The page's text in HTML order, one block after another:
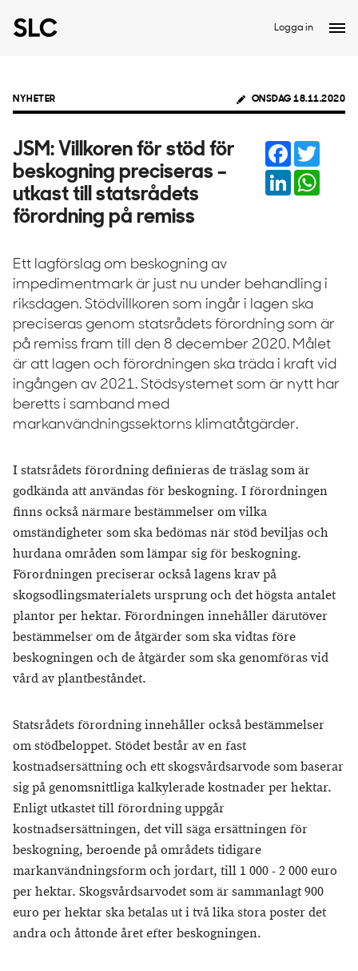
Logga in
NYHETER ONSDAG 18.11.2020
JSM: Villkoren för stöd för
beskogning preciseras –
utkast till statsrådets
förordning på remiss
Facebook
LinkedIn
Ett lagförslag om beskogning av
impedimentmark är just nu under behandling i
riksdagen. Stödvillkoren som ingår i lagen ska
preciseras genom statsrådets förordning som är
på remiss fram till den 8 december 2020. Målet
är att lagen och förordningen ska träda i kraft vid
ingången av 2021. Stödsystemet som är nytt har
beretts i samband med
markanvändningssektorns klimatåtgärder.
I statsrådets förordning definieras de träslag som är
godkända att användas för beskogning. I förordningen
finns också närmare bestämmelser om vilka
omständigheter som ska bedömas när stöd beviljas och
hurdana områden som lämpar sig för beskogning.
Förordningen preciserar också lagens krav på
skogsodlingsmaterialets ursprung och det högsta antalet
plantor per hektar. Förordningen innehåller därutöver
bestämmelser om de åtgärder som ska vidtas före
beskogningen och de åtgärder som ska genomföras vid
vård av plantbeståndet.
Statsrådets förordning innehåller också bestämmelser
om stödbeloppet. Stödet består av en fast
kostnadsersättning och ett skogsvårdsarvode som baserar
sig på genomsnittliga kalkylerade kostnader per hektar.
Enligt utkastet till förordning uppgår
kostnadsersättningen, det vill säga ersättningen för
beskogning, beroende på områdets tidigare
markanvändningsform och jordart, till 1 000 - 2 000 euro
per hektar. Skogsvårdsarvodet som är sammanlagt 900
euro per hektar ska betalas ut i två lika stora poster det
andra och åttonde året efter beskogningen.